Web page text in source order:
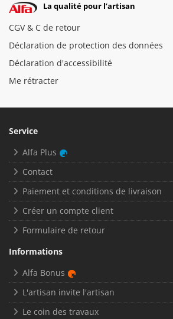
La qualité pour l’artisan
CGV & C de retour
Déclaration de protection des données
Déclaration d'accessibilité
Me rétracter
Service
Alfa Plus
Contact
Paiement et conditions de livraison
Créer un compte client
Formulaire de retour
Informations
Alfa Bonus
L'artisan invite l'artisan
Le coin des travaux